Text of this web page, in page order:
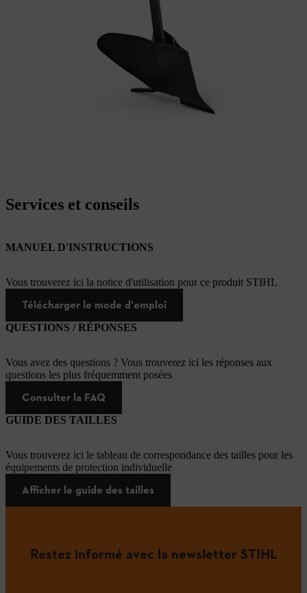
Services et conseils
MANUEL D'INSTRUCTIONS
Vous trouverez ici la notice d'utilisation pour ce produit STIHL
Télécharger le mode d'emploi
QUESTIONS / RÉPONSES
Vous avez des questions ? Vous trouverez ici les réponses aux
questions les plus fréquemment posées
Consulter la FAQ
GUIDE DES TAILLES
Vous trouverez ici le tableau de correspondance des tailles pour les
équipements de protection individuelle
Afficher le guide des tailles
Restez informé avec la newsletter STIHL